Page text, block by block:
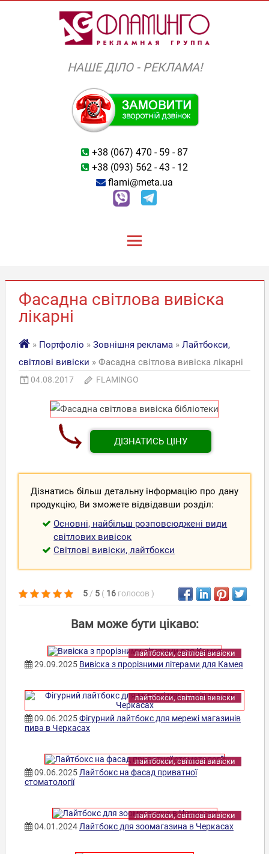
НАШЕ ДІЛО - РЕКЛАМА!
+38 (067) 470 - 59 - 87
+38 (093) 562 - 43 - 12
flami@meta.ua
Фасадна світлова вивіска
лікарні
» Портфоліо » Зовнішня реклама » Лайтбокси,
світлові вивіски » Фасадна світлова вивіска лікарні
04.08.2017 FLAMINGO
ДІЗНАТИСЬ ЦІНУ
Дізнатись більш детальну інформацію про дану
продукцію, Ви зможете відвідавши розділ:
Основні, найбільш розповсюджені види
світлових вивісок
Світлові вивіски, лайтбокси
5 / 5 ( 16 голосов )
Вам може бути цікаво:
лайтбокси, світлові вивіски
29.09.2025 Вивіска з прорізними літерами для Камея
лайтбокси, світлові вивіски
09.06.2025Фігурний лайтбокс для мережі магазинів
пива в Черкасах
лайтбокси, світлові вивіски
09.06.2025 Лайтбокс на фасад приватної
стоматології
лайтбокси, світлові вивіски
04.01.2024 Лайтбокс для зоомагазина в Черкасах